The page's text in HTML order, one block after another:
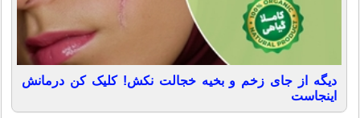
دیگه از جای زخم و بخیه خجالت نکش! کلیک کن درمانش
اینجاست